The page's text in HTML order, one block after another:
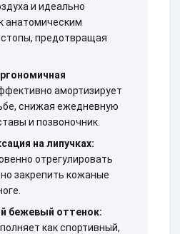
и идеально
анатомическим
предотвращая
амортизирует
снижая ежедневную
и позвоночник.
на липучках:
отрегулировать
закрепить кожаные
бежевый оттенок:
как спортивный,